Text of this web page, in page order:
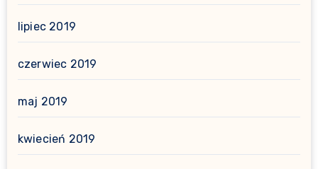
lipiec 2019
czerwiec 2019
maj 2019
kwiecień 2019